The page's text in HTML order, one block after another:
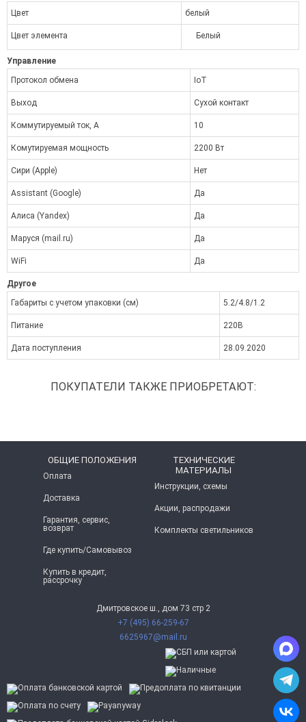
Цвет
белый
Цвет элемента Белый
Управление
Протокол обмена
IoT
Выход Сухой контакт
Коммутируемый ток, А 10
Комутируемая мощность 2200 Вт
Сири (Apple) Нет
Assistant (Google) Да
Алиса (Yandex) Да
Маруся (mail.ru) Да
WiFi Да
Другое
Габариты с учетом упаковки (см)
5.2/4.8/1.2
Питание 220В
Дата поступления 28.09.2020
ПОКУПАТЕЛИ ТАКЖЕ ПРИОБРЕТАЮТ:
ОБЩИЕ ПОЛОЖЕНИЯ
Оплата
Доставка
Гарантия, сервис,
возврат
Где купить/Самовывоз
Купить в кредит,
рассрочку
ТЕХНИЧЕСКИЕ
МАТЕРИАЛЫ
Инструкции, схемы
Акции, распродажи
Комплекты светильников
Дмитровское ш., дом 73 стр 2
+7 (495) 66-259-67
6625967@mail.ru